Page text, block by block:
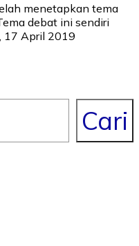
menetapkan tema
debat ini sendiri
17 April 2019
Cari